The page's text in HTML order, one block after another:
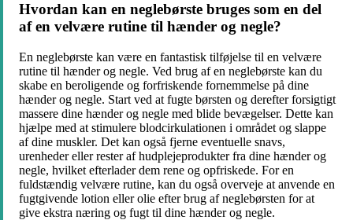
Hvordan kan en neglebørste bruges som en del
af en velvære rutine til hænder og negle?
En neglebørste kan være en fantastisk tilføjelse til en velvære
rutine til hænder og negle. Ved brug af en neglebørste kan du
skabe en beroligende og forfriskende fornemmelse på dine
hænder og negle. Start ved at fugte børsten og derefter forsigtigt
massere dine hænder og negle med blide bevægelser. Dette kan
hjælpe med at stimulere blodcirkulationen i området og slappe
af dine muskler. Det kan også fjerne eventuelle snavs,
urenheder eller rester af hudplejeprodukter fra dine hænder og
negle, hvilket efterlader dem rene og opfriskede. For en
fuldstændig velvære rutine, kan du også overveje at anvende en
fugtgivende lotion eller olie efter brug af neglebørsten for at
give ekstra næring og fugt til dine hænder og negle.